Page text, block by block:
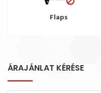
Flaps
ÁRAJÁNLAT KÉRÉSE